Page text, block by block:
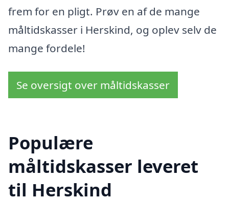
frem for en pligt. Prøv en af de mange
måltidskasser i Herskind, og oplev selv de
mange fordele!
Se oversigt over måltidskasser
Populære
måltidskasser leveret
til Herskind